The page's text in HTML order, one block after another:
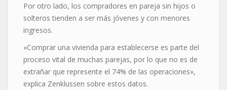
Por otro lado, los compradores en pareja sin hijos o
solteros tienden a ser más jóvenes y con menores
ingresos.
«Comprar una vivienda para establecerse es parte del
proceso vital de muchas parejas, por lo que no es de
extrañar que represente el 74% de las operaciones»,
explica Zenklussen sobre estos datos.